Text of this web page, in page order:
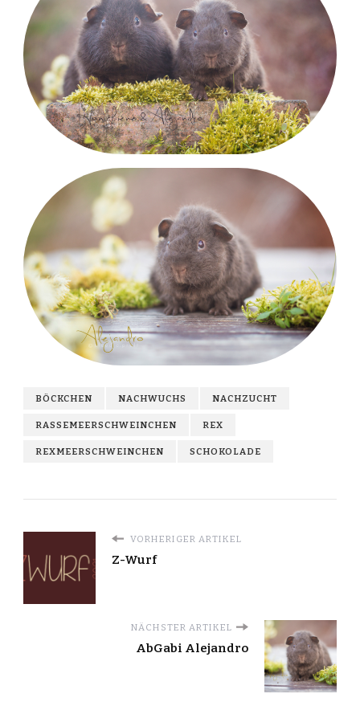
BÖCKCHEN NACHWUCHS NACHZUCHT
RASSEMEERSCHWEINCHEN REX
REXMEERSCHWEINCHEN SCHOKOLADE
VORHERIGER ARTIKEL
Z-Wurf
NÄCHSTER ARTIKEL
AbGabi Alejandro